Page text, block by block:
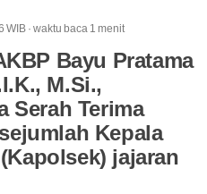
WIB · waktu baca 1 menit
Bayu Pratama
M.Si.,
Serah Terima
Kepala
jajaran